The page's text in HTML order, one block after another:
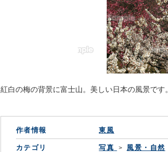
紅白の梅の背景に富士山。美しい日本の風景です。
作者情報 東風
カテゴリ 写真 風景・自然